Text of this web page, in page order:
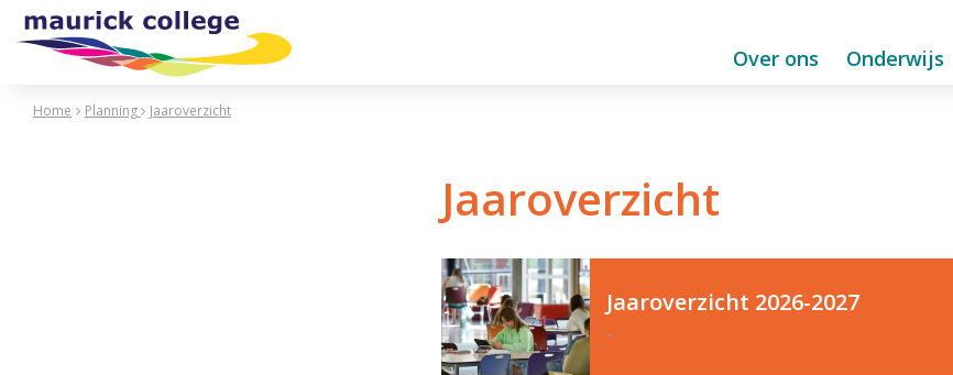
Over ons Onderwijs
Home Planning Jaaroverzicht
Jaaroverzicht
Jaaroverzicht 2026-2027
-